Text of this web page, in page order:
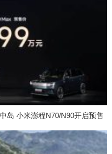
岛 小米澎程N70/N90开启预售